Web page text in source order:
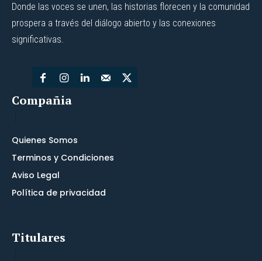
Donde las voces se unen, las historias florecen y la comunidad
prospera a través del diálogo abierto y las conexiones
significativas.
Compañia
Quienes Somos
Terminos y Condiciones
Aviso Legal
Política de privacidad
Titulares